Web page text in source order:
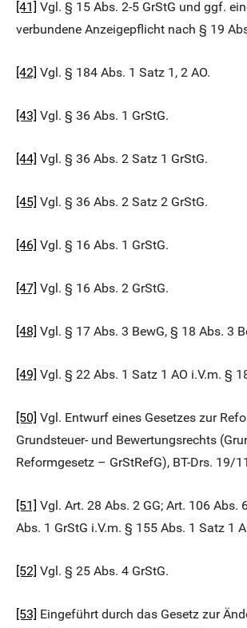
[41] Vgl. § 15 Abs. 2-5 GrStG und ggf.
verbundene Anzeigepflicht nach § 19
[42] Vgl. § 184 Abs. 1 Satz 1, 2 AO.
[43] Vgl. § 36 Abs. 1 GrStG.
[44] Vgl. § 36 Abs. 2 Satz 1 GrStG.
[45] Vgl. § 36 Abs. 2 Satz 2 GrStG.
[46] Vgl. § 16 Abs. 1 GrStG.
[47] Vgl. § 16 Abs. 2 GrStG.
[48] Vgl. § 17 Abs. 3 BewG, § 18 Abs. 3
[49] Vgl. § 22 Abs. 1 Satz 1 AO i.V.m. §
[50] Vgl. Entwurf eines Gesetzes zur
Grundsteuer- und Bewertungsrechts
Reformgesetz – GrStRefG), BT-Drs. 19/
[51] Vgl. Art. 28 Abs. 2 GG; Art. 106 Abs.
Abs. 1 GrStG i.V.m. § 155 Abs. 1 Satz 1
[52] Vgl. § 25 Abs. 4 GrStG.
[53] Eingeführt durch das Gesetz zur